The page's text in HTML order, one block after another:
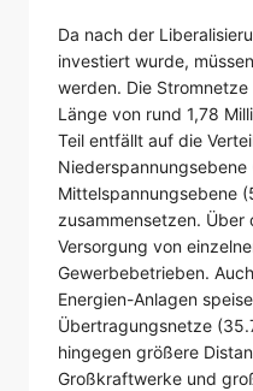
Da nach der
investiert wurde,
werden. Die
Länge von rund 1,78
Teil entfällt auf die
Niederspannungsebene
Mittelspannungsebene
zusammensetzen.
Versorgung von
Gewerbebetrieben.
Energien-Anlagen
Übertragungsnetze
hingegen größere
Großkraftwerke und